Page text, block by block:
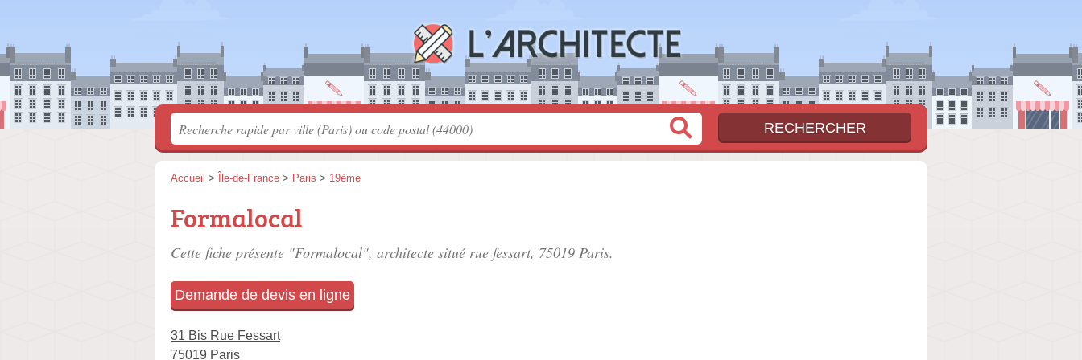
Accueil > Île-de-France > Paris > 19ème
Formalocal
Cette fiche présente "Formalocal", architecte situé rue fessart, 75019 Paris.
Demande de devis en ligne
31 Bis Rue Fessart
75019 Paris